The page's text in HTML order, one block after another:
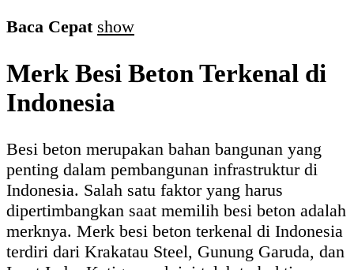
Baca Cepat show
Merk Besi Beton Terkenal di
Indonesia
Besi beton merupakan bahan bangunan yang
penting dalam pembangunan infrastruktur di
Indonesia. Salah satu faktor yang harus
dipertimbangkan saat memilih besi beton adalah
merknya. Merk besi beton terkenal di Indonesia
terdiri dari Krakatau Steel, Gunung Garuda, dan